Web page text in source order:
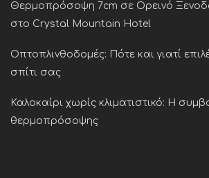
Θερμοπρόσοψη 7cm σε Ορεινό
στο Crystal Mountain Hotel
Οπτοπλινθοδομές: Πότε και γιατί
σπίτι σας
Καλοκαίρι χωρίς κλιματιστικό: Η
θερμοπρόσοψης